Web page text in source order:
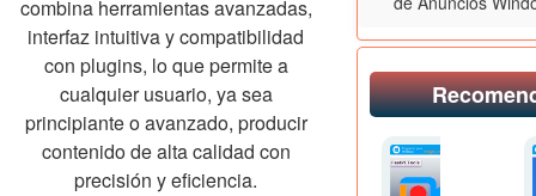
combina herramientas avanzadas,
interfaz intuitiva y compatibilidad
con plugins, lo que permite a
cualquier usuario, ya sea
principiante o avanzado, producir
contenido de alta calidad con
precisión y eficiencia.